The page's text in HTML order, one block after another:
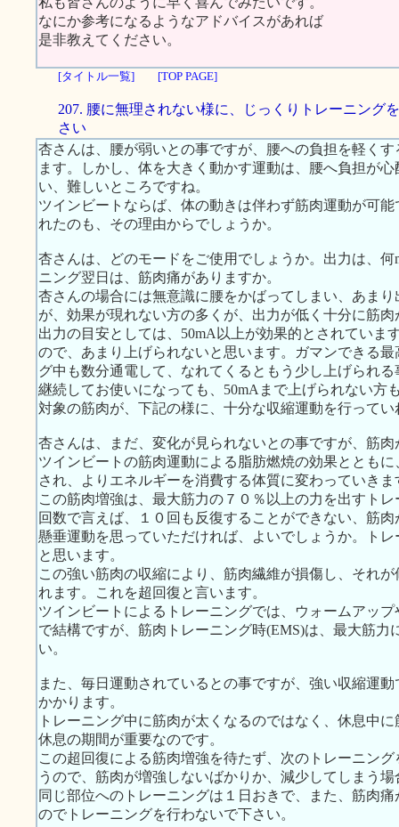
なにか参考になるようなアドバイスがあれば
是非教えてください。
[タイトル一覧] [TOP PAGE]
207. 腰に無理されない様に、じっくりトレーニング
さい
杏さんは、腰が弱いとの事ですが、腰への負担を軽く
ます。しかし、体を大きく動かす運動は、腰へ負担が
い、難しいところですね。
ツインビートならば、体の動きは伴わず筋肉運動が可
れたのも、その理由からでしょうか。
杏さんは、どのモードをご使用でしょうか。出力は、
ニング翌日は、筋肉痛がありますか。
杏さんの場合には無意識に腰をかばってしまい、あま
が、効果が現れない方の多くが、出力が低く十分に筋
出力の目安としては、50mA以上が効果的とされていま
ので、あまり上げられないと思います。ガマンできる
グ中も数分通電して、なれてくるともう少し上げられ
継続してお使いになっても、50mAまで上げられない方
対象の筋肉が、下記の様に、十分な収縮運動を行って
杏さんは、まだ、変化が見られないとの事ですが、筋
ツインビートの筋肉運動による脂肪燃焼の効果ととも
され、よりエネルギーを消費する体質に変わっていきま
この筋肉増強は、最大筋力の７０％以上の力を出すト
回数で言えば、１０回も反復することができない、筋
懸垂運動を思っていただければ、よいでしょうか。ト
と思います。
この強い筋肉の収縮により、筋肉繊維が損傷し、それ
れます。これを超回復と言います。
ツインビートによるトレーニングでは、ウォームアッ
で結構ですが、筋肉トレーニング時(EMS)は、最大筋
い。
また、毎日運動されているとの事ですが、強い収縮運
かかります。
トレーニング中に筋肉が太くなるのではなく、休息中
休息の期間が重要なのです。
この超回復による筋肉増強を待たず、次のトレーニン
うので、筋肉が増強しないばかりか、減少してしまう
同じ部位へのトレーニングは１日おきで、また、筋肉
のでトレーニングを行わないで下さい。